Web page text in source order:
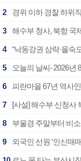
2 경위 이하 경찰 하위
3 해수부 청사, 북항 국
4 “낙동강권 삼락·을숙
5 오늘의 날씨- 2026년
6 피란마을 67년 역사
7 [사설] 해수부 신청사
8 부울경 주말부터 비
9 외국인 선원 ‘인신매